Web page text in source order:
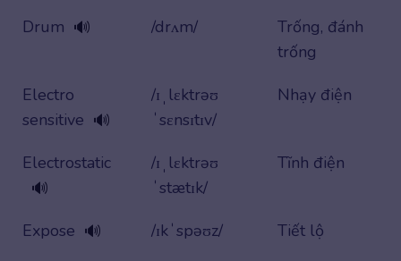
Drum 🔊 /drʌm/
Trống, đánh
trống
Electro
sensitive 🔊
/ɪˌlɛktrəʊ
ˈsɛnsɪtɪv/
Nhạy điện
Electrostatic
🔊
/ɪˌlɛktrəʊ
ˈstætɪk/
Tĩnh điện
Expose 🔊 /ɪkˈspəʊz/
Tiết lộ